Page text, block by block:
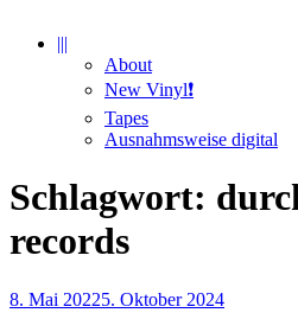
|||
About
New Vinyl❗️
Tapes
Ausnahmsweise digital
Schlagwort:
records
Veröffentlicht
8. Mai 20225. Oktober 2024